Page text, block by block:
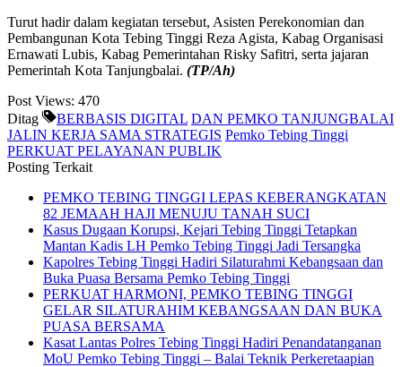
Turut hadir dalam kegiatan tersebut, Asisten Perekonomian dan
Pembangunan Kota Tebing Tinggi Reza Agista, Kabag Organisasi
Ernawati Lubis, Kabag Pemerintahan Risky Safitri, serta jajaran
Pemerintah Kota Tanjungbalai. (TP/Ah)
Post Views: 470
Ditag
BERBASIS DIGITAL DAN PEMKO TANJUNGBALAI
JALIN KERJA SAMA STRATEGIS Pemko Tebing Tinggi
PERKUAT PELAYANAN PUBLIK
Posting Terkait
PEMKO TEBING TINGGI LEPAS KEBERANGKATAN
82 JEMAAH HAJI MENUJU TANAH SUCI
Kasus Dugaan Korupsi, Kejari Tebing Tinggi Tetapkan
Mantan Kadis LH Pemko Tebing Tinggi Jadi Tersangka
Kapolres Tebing Tinggi Hadiri Silaturahmi Kebangsaan dan
Buka Puasa Bersama Pemko Tebing Tinggi
PERKUAT HARMONI, PEMKO TEBING TINGGI
GELAR SILATURAHIM KEBANGSAAN DAN BUKA
PUASA BERSAMA
Kasat Lantas Polres Tebing Tinggi Hadiri Penandatanganan
MoU Pemko Tebing Tinggi – Balai Teknik Perkeretaapian